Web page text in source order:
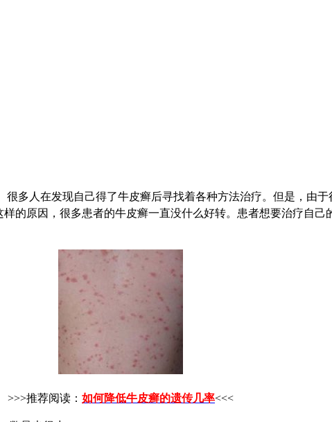
很多人在发现自己得了牛皮癣后寻找着各种方法治疗。但是，由
的原因，很多患者的牛皮癣一直没什么好转。患者想要治疗自
>>>推荐阅读： 如何降低牛皮癣的遗传几率<<<